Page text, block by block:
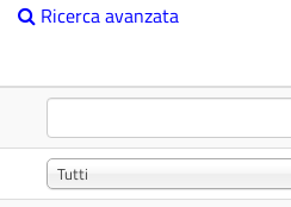
Ricerca avanzata
Tutti